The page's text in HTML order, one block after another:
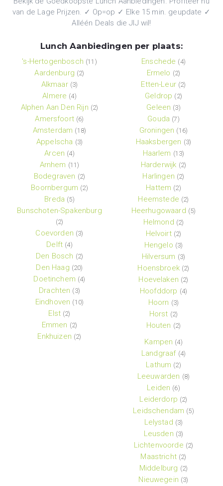
van de Lage Prijzen. ✓ Op=op ✓ Elke 15 min. geupdate ✓
Alléén Deals die JIJ wil!
Lunch Aanbiedingen per plaats:
's-Hertogenbosch (11)
Aardenburg (2)
Alkmaar (3)
Almere (4)
Alphen Aan Den Rijn (2)
Amersfoort (6)
Amsterdam (18)
Appelscha (3)
Arcen (4)
Arnhem (11)
Bodegraven (2)
Boornbergum (2)
Breda (5)
Bunschoten-Spakenburg
(2)
Coevorden (3)
Delft (4)
Den Bosch (2)
Den Haag (20)
Doetinchem (4)
Drachten (3)
Eindhoven (10)
Elst (2)
Emmen (2)
Enkhuizen (2)
Enschede (4)
Ermelo (2)
Etten-Leur (2)
Geldrop (2)
Geleen (3)
Gouda (7)
Groningen (16)
Haaksbergen (3)
Haarlem (13)
Harderwijk (2)
Harlingen (2)
Hattem (2)
Heemstede (2)
Heerhugowaard (5)
Helmond (2)
Helvoirt (2)
Hengelo (3)
Hilversum (3)
Hoensbroek (2)
Hoevelaken (2)
Hoofddorp (4)
Hoorn (3)
Horst (2)
Houten (2)
Kampen (4)
Landgraaf (4)
Lathum (2)
Leeuwarden (8)
Leiden (6)
Leiderdorp (2)
Leidschendam (5)
Lelystad (3)
Leusden (3)
Lichtenvoorde (2)
Maastricht (2)
Middelburg (2)
Nieuwegein (3)